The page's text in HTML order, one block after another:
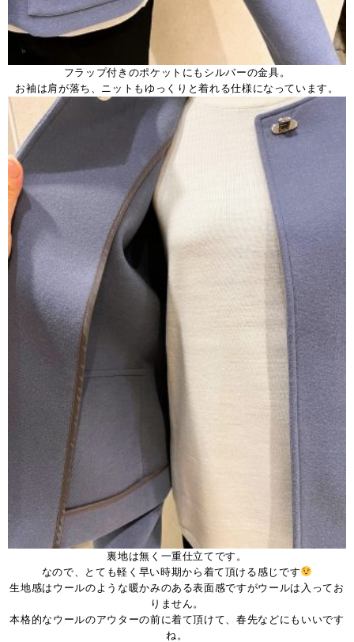
フラップ付きのポケットにもシルバーの金具。
お袖は肩が落ち、ニットもゆっくりと着れる仕様になっています。
裏地は無く一重仕立てです。
なので、とても軽く早い時期から着て頂ける感じです
生地感はウールのような暖かみのある表面感ですがウールは入ってお
りません。
本格的なウールのアウターの前に着て頂けて、春先などにもいいです
ね。